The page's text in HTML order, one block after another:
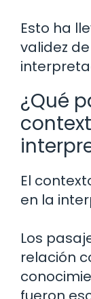
Esto ha
validez
¿Qué
El
en la
Los
relación